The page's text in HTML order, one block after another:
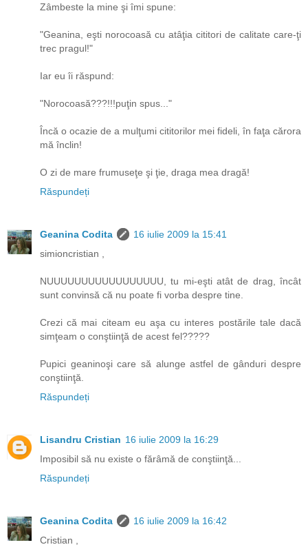
Zâmbeste la mine şi îmi spune:
"Geanina, eşti norocoasă cu atâţia cititori de calitate care-ţi
trec pragul!"
Iar eu îi răspund:
"Norocoasă???!!!puţin spus..."
Încă o ocazie de a mulţumi cititorilor mei fideli, în faţa cărora
mă înclin!
O zi de mare frumuseţe şi ţie, draga mea dragă!
Răspundeți
Geanina Codita
16 iulie 2009 la 15:41
simioncristian ,
NUUUUUUUUUUUUUUUUU, tu mi-eşti atât de drag, încât
sunt convinsă că nu poate fi vorba despre tine.
Crezi că mai citeam eu aşa cu interes postările tale dacă
simţeam o conştiinţă de acest fel?????
Pupici geaninoşi care să alunge astfel de gânduri despre
conştiinţă.
Răspundeți
Lisandru Cristian 16 iulie 2009 la 16:29
Imposibil să nu existe o fărâmă de conştiinţă...
Răspundeți
Geanina Codita
16 iulie 2009 la 16:42
Cristian ,